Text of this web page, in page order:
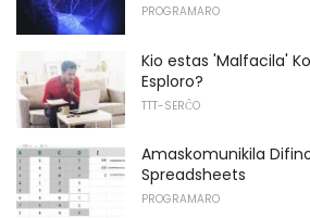
PROGRAMARO
Kio estas 'Malfacila'
Esploro?
TTT-SERĈO
Amaskomunikila
Spreadsheets
PROGRAMARO